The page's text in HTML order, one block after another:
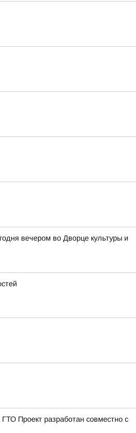
вечером во Дворце культуры и
Проект разработан совместно с